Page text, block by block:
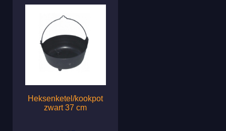
Heksenketel/kookpot
zwart 37 cm